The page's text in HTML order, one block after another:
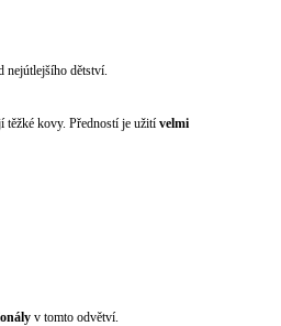
nejútlejšího dětství.
těžké kovy. Předností je užití velmi
v tomto odvětví.